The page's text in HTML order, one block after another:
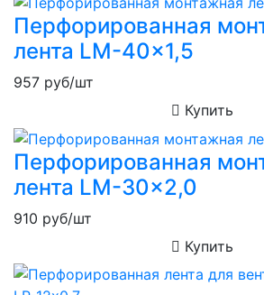
Перфорированная
лента LM-40x1,5
957 руб/шт
Купить
Перфорированная
лента LM-30x2,0
910 руб/шт
Купить